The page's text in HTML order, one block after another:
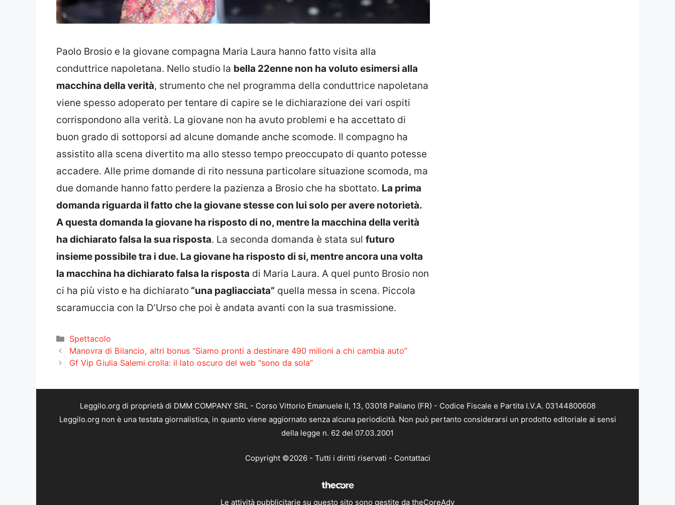
Paolo Brosio e la giovane compagna Maria Laura hanno fatto visita alla
conduttrice napoletana. Nello studio la bella 22enne non ha voluto esimersi alla
macchina della verità, strumento che nel programma della conduttrice napoletana
viene spesso adoperato per tentare di capire se le dichiarazione dei vari ospiti
corrispondono alla verità. La giovane non ha avuto problemi e ha accettato di
buon grado di sottoporsi ad alcune domande anche scomode. Il compagno ha
assistito alla scena divertito ma allo stesso tempo preoccupato di quanto potesse
accadere. Alle prime domande di rito nessuna particolare situazione scomoda, ma
due domande hanno fatto perdere la pazienza a Brosio che ha sbottato. La prima
domanda riguarda il fatto che la giovane stesse con lui solo per avere notorietà.
A questa domanda la giovane ha risposto di no, mentre la macchina della verità
ha dichiarato falsa la sua risposta. La seconda domanda è stata sul futuro
insieme possibile tra i due. La giovane ha risposto di si, mentre ancora una volta
la macchina ha dichiarato falsa la risposta di Maria Laura. A quel punto Brosio non
ci ha più visto e ha dichiarato “una pagliacciata” quella messa in scena. Piccola
scaramuccia con la D’Urso che poi è andata avanti con la sua trasmissione.
Categorie
Spettacolo
Manovra di Bilancio, altri bonus “Siamo pronti a destinare 490 milioni a chi cambia auto”
Gf Vip Giulia Salemi crolla: il lato oscuro del web “sono da sola”
Leggilo.org di proprietà di DMM COMPANY SRL - Corso Vittorio Emanuele II, 13, 03018 Paliano (FR) - Codice Fiscale e Partita I.V.A. 03144800608
Leggilo.org non è una testata giornalistica, in quanto viene aggiornato senza alcuna periodicità. Non può pertanto considerarsi un prodotto editoriale ai sensi
della legge n. 62 del 07.03.2001
Copyright ©2026 - Tutti i diritti riservati - Contattaci
Le attività pubblicitarie su questo sito sono gestite da theCoreAdv